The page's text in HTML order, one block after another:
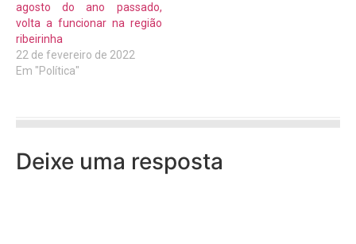
agosto do ano passado,
volta a funcionar na região
ribeirinha
22 de fevereiro de 2022
Em "Política"
Deixe uma resposta